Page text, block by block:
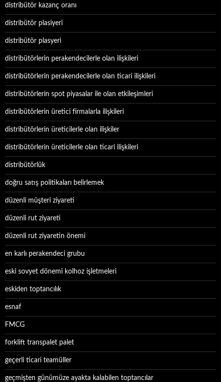
distribütör kazanç oranı
distribütör plasiyeri
distribütör plasyeri
distribütörlerin perakendecilerle olan ilişkileri
distribütörlerin perakendecilerle olan ticari ilişkileri
distribütörlerin spot piyasalar ile olan etkileşimleri
distribütörlerin üretici firmalarla ilişkileri
distribütörlerin üreticilerle olan ilişkiler
distribütörlerin üreticilerle olan ticari ilişkileri
distribütörlük
doğru satış politikaları belirlemek
düzenli müşteri ziyareti
düzenli rut ziyareti
düzenli rut ziyaretin önemi
en karlı perakendeci grubu
eski sovyet dönemi kolhoz işletmeleri
eskiden toptancılık
esnaf
FMCG
forklift transpalet palet
geçerli ticari teamüller
geçmişten günümüze ayakta kalabilen toptancılar